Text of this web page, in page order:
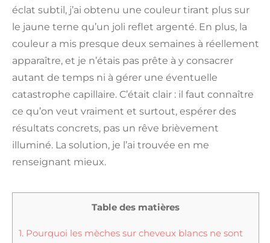
éclat subtil, j’ai obtenu une couleur tirant plus sur
le jaune terne qu’un joli reflet argenté. En plus, la
couleur a mis presque deux semaines à réellement
apparaître, et je n’étais pas prête à y consacrer
autant de temps ni à gérer une éventuelle
catastrophe capillaire. C’était clair : il faut connaître
ce qu’on veut vraiment et surtout, espérer des
résultats concrets, pas un rêve brièvement
illuminé. La solution, je l’ai trouvée en me
renseignant mieux.
Table des matières
1. Pourquoi les mèches sur cheveux blancs ne sont